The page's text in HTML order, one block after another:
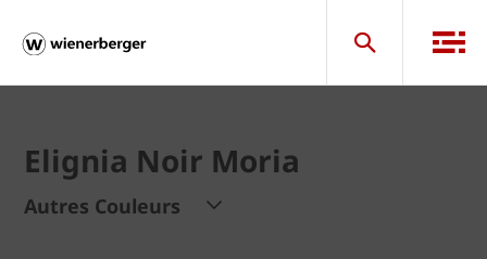
Elignia Noir Moria
Autres Couleurs